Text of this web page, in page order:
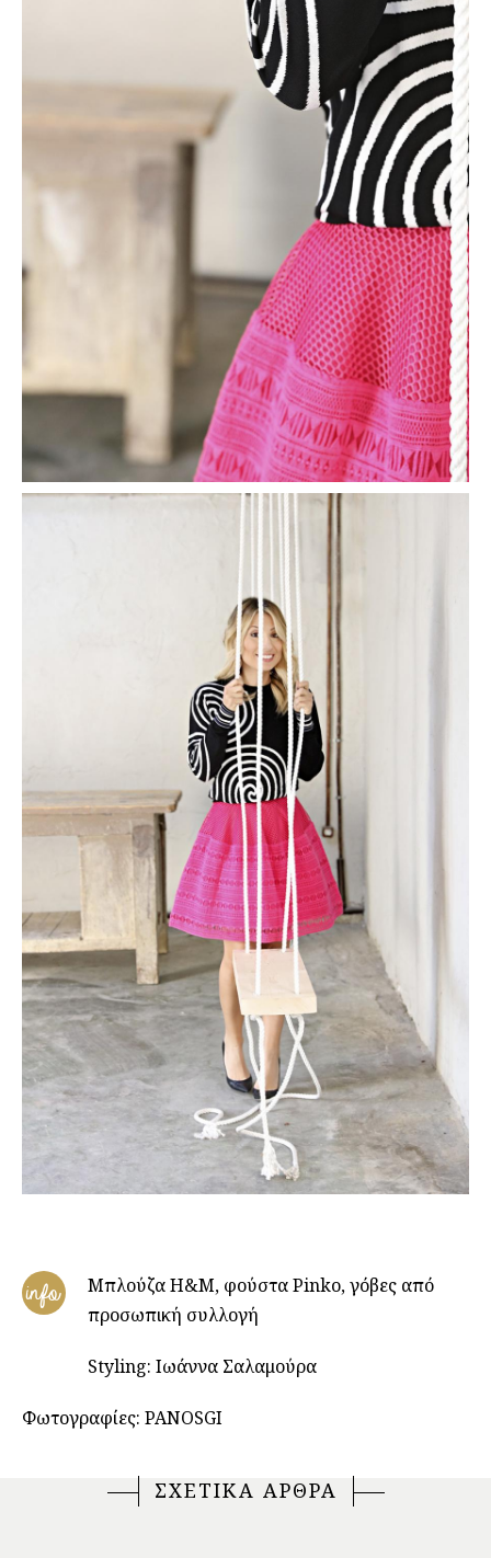
info
Μπλούζα H&M, φούστα Pinko, γόβες από
προσωπική συλλογή
Styling: Ιωάννα Σαλαμούρα
Φωτογραφίες: PANOSGI
ΣΧΕΤΙΚΑ ΑΡΘΡΑ